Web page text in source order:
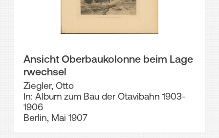
Ansicht Oberbaukolonne beim Lage
rwechsel
Ziegler, Otto
In: Album zum Bau der Otavibahn 1903-
1906
Berlin, Mai 1907